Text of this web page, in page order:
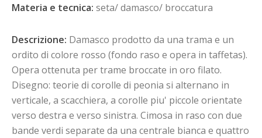
Materia e tecnica: seta/ damasco/ broccatura
Descrizione: Damasco prodotto da una trama e un
ordito di colore rosso (fondo raso e opera in taffetas).
Opera ottenuta per trame broccate in oro filato.
Disegno: teorie di corolle di peonia si alternano in
verticale, a scacchiera, a corolle piu' piccole orientate
verso destra e verso sinistra. Cimosa in raso con due
bande verdi separate da una centrale bianca e quattro